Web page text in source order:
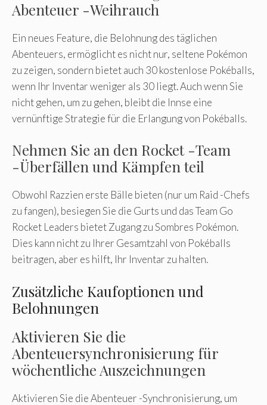
Abenteuer -Weihrauch
Ein neues Feature, die Belohnung des täglichen
Abenteuers, ermöglicht es nicht nur, seltene Pokémon
zu zeigen, sondern bietet auch 30 kostenlose Pokéballs,
wenn Ihr Inventar weniger als 30 liegt. Auch wenn Sie
nicht gehen, um zu gehen, bleibt die Innse eine
vernünftige Strategie für die Erlangung von Pokéballs.
Nehmen Sie an den Rocket -Team
-Überfällen und Kämpfen teil
Obwohl Razzien erste Bälle bieten (nur um Raid -Chefs
zu fangen), besiegen Sie die Gurts und das Team Go
Rocket Leaders bietet Zugang zu Sombres Pokémon.
Dies kann nicht zu Ihrer Gesamtzahl von Pokéballs
beitragen, aber es hilft, Ihr Inventar zu halten.
Zusätzliche Kaufoptionen und
Belohnungen
Aktivieren Sie die
Abenteuersynchronisierung für
wöchentliche Auszeichnungen
Aktivieren Sie die Abenteuer -Synchronisierung, um